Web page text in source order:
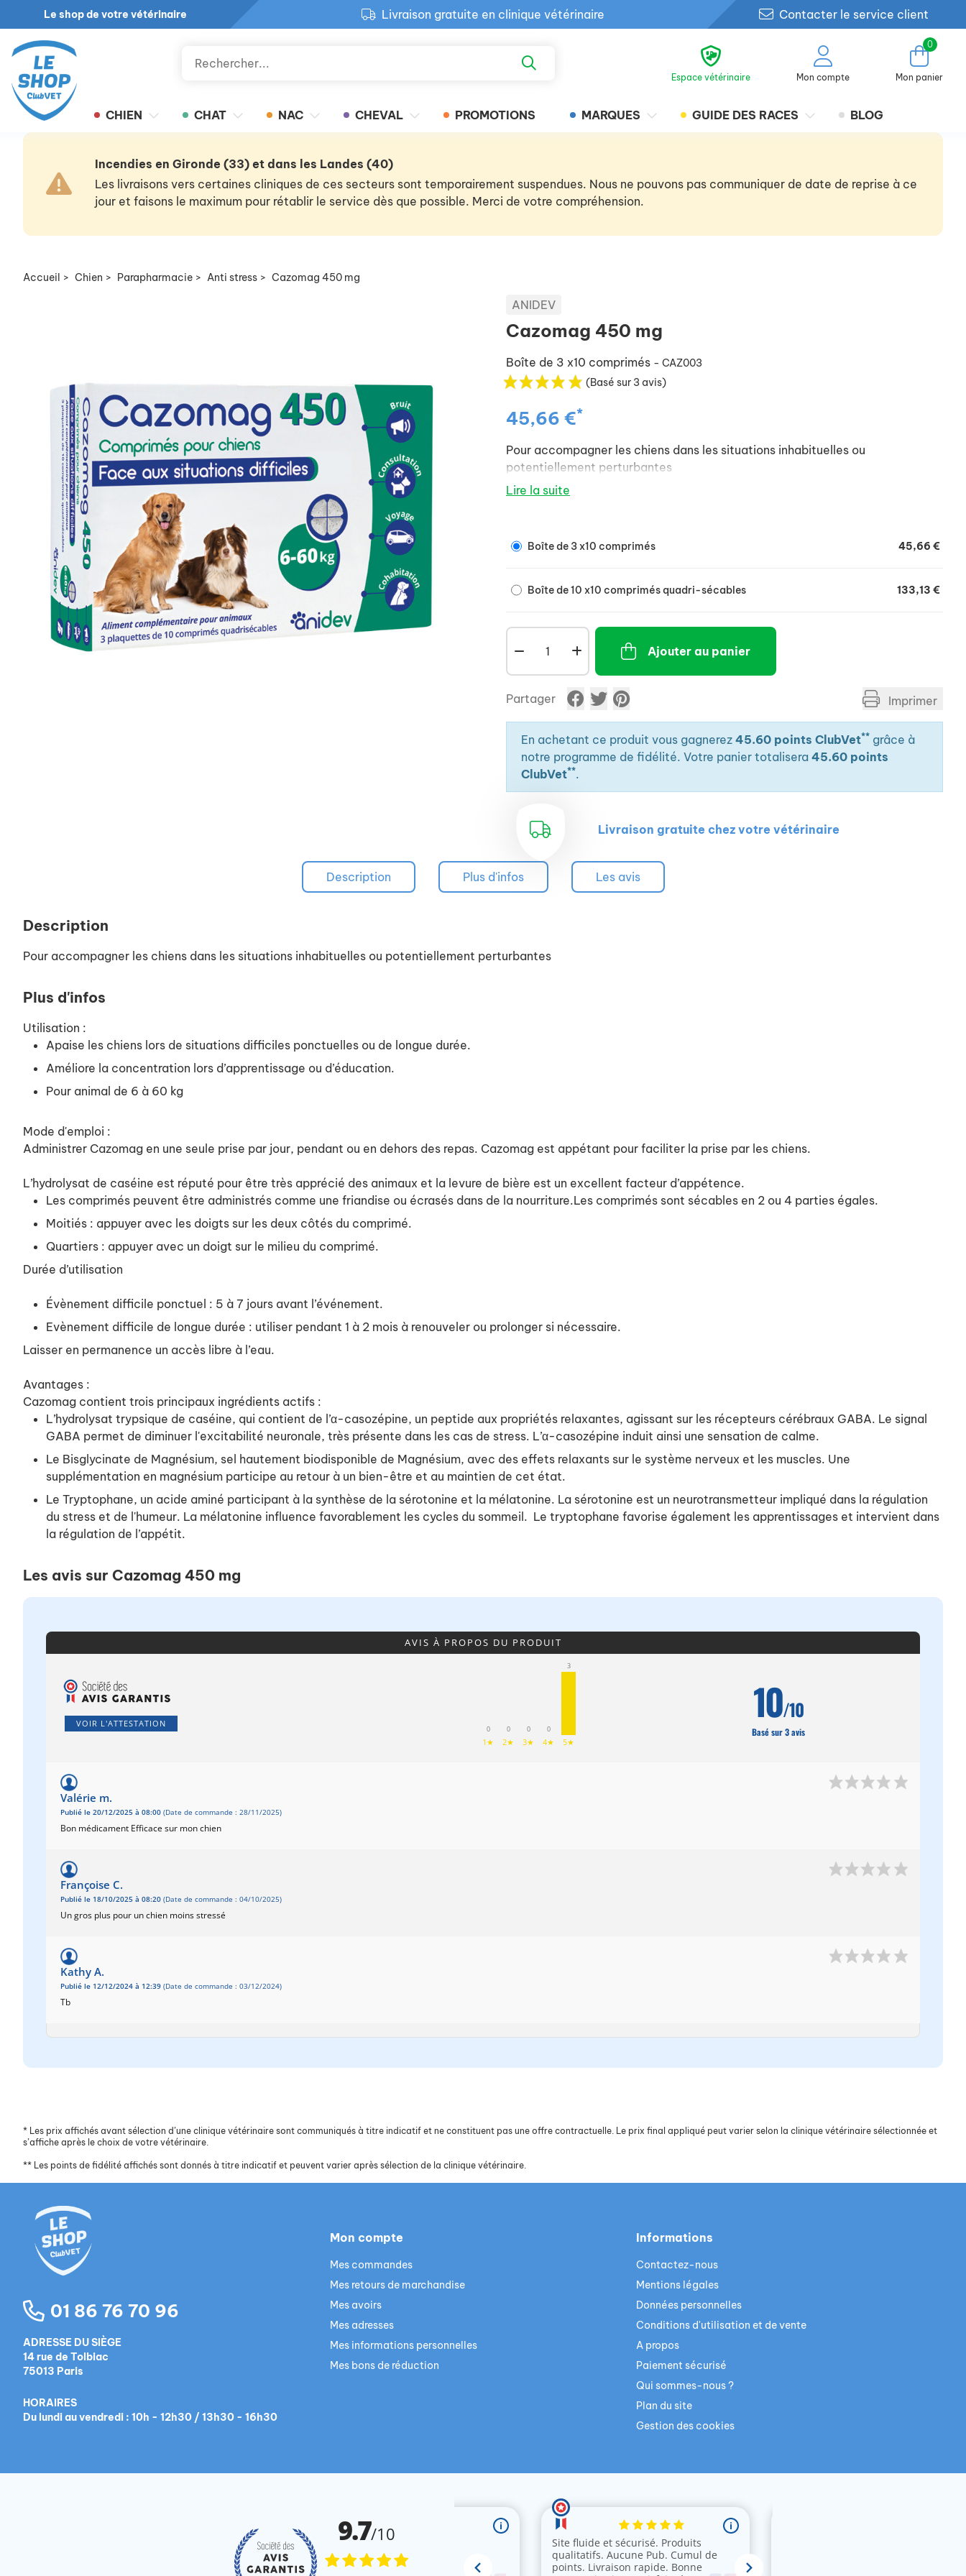
Le shop de votre vétérinaire
Livraison gratuite en clinique vétérinaire
Retour produit gratuit en clinique
Contacter le service client
Espace vétérinaire Mon compte
0
Mon panier
CHIEN CHAT NAC CHEVAL PROMOTIONS MARQUES GUIDE DES RACES BLOG
Incendies en Gironde (33) et dans les Landes (40)
Les livraisons vers certaines cliniques de ces secteurs sont temporairement suspendues. Nous ne pouvons pas communiquer de date de reprise à ce
jour et faisons le maximum pour rétablir le service dès que possible. Merci de votre compréhension.
Accueil > Chien > Parapharmacie > Anti stress > Cazomag 450 mg
ANIDEV
Cazomag 450 mg
Boîte de 3 x10 comprimés - CAZ003
(Basé sur 3 avis)
45,66 €*
Pour accompagner les chiens dans les situations inhabituelles ou
potentiellement perturbantes
Lire la suite
Boîte de 3 x10 comprimés 45,66 €
Boîte de 10 x10 comprimés quadri-sécables 133,13 €
Ajouter au panier
Partager Imprimer
En achetant ce produit vous gagnerez 45.60 points ClubVet** grâce à
notre programme de fidélité. Votre panier totalisera 45.60 points
ClubVet**.
Livraison gratuite chez votre vétérinaire
Description Plus d'infos Les avis
Description
Pour accompagner les chiens dans les situations inhabituelles ou potentiellement perturbantes
Plus d'infos
Utilisation :
Apaise les chiens lors de situations difficiles ponctuelles ou de longue durée.
Améliore la concentration lors d’apprentissage ou d’éducation.
Pour animal de 6 à 60 kg
Mode d'emploi :
Administrer Cazomag en une seule prise par jour, pendant ou en dehors des repas. Cazomag est appétant pour faciliter la prise par les chiens.
L’hydrolysat de caséine est réputé pour être très apprécié des animaux et la levure de bière est un excellent facteur d’appétence.
Les comprimés peuvent être administrés comme une friandise ou écrasés dans de la nourriture.Les comprimés sont sécables en 2 ou 4 parties égales.
Moitiés : appuyer avec les doigts sur les deux côtés du comprimé.
Quartiers : appuyer avec un doigt sur le milieu du comprimé.
Durée d’utilisation
Évènement difficile ponctuel : 5 à 7 jours avant l’événement.
Evènement difficile de longue durée : utiliser pendant 1 à 2 mois à renouveler ou prolonger si nécessaire.
Laisser en permanence un accès libre à l’eau.
Avantages :
Cazomag contient trois principaux ingrédients actifs :
L’hydrolysat trypsique de caséine, qui contient de l’α-casozépine, un peptide aux propriétés relaxantes, agissant sur les récepteurs cérébraux GABA. Le signal
GABA permet de diminuer l'excitabilité neuronale, très présente dans les cas de stress. L’α-casozépine induit ainsi une sensation de calme.
Le Bisglycinate de Magnésium, sel hautement biodisponible de Magnésium, avec des effets relaxants sur le système nerveux et les muscles. Une
supplémentation en magnésium participe au retour à un bien-être et au maintien de cet état.
Le Tryptophane, un acide aminé participant à la synthèse de la sérotonine et la mélatonine. La sérotonine est un neurotransmetteur impliqué dans la régulation
du stress et de l'humeur. La mélatonine influence favorablement les cycles du sommeil. Le tryptophane favorise également les apprentissages et intervient dans
la régulation de l’appétit.
Les avis sur Cazomag 450 mg
AVIS À PROPOS DU PRODUIT
VOIR L'ATTESTATION
0
1★
0
2★
0
3★
0
4★
3
5★
10/10
Basé sur 3 avis
Valérie m.
Publié le 20/12/2025 à 08:00 (Date de commande : 28/11/2025)
Bon médicament Efficace sur mon chien
Françoise C.
Publié le 18/10/2025 à 08:20 (Date de commande : 04/10/2025)
Un gros plus pour un chien moins stressé
Kathy A.
Publié le 12/12/2024 à 12:39 (Date de commande : 03/12/2024)
Tb
* Les prix affichés avant sélection d’une clinique vétérinaire sont communiqués à titre indicatif et ne constituent pas une offre contractuelle. Le prix final appliqué peut varier selon la clinique vétérinaire sélectionnée et
s’affiche après le choix de votre vétérinaire.
** Les points de fidélité affichés sont donnés à titre indicatif et peuvent varier après sélection de la clinique vétérinaire.
01 86 76 70 96
ADRESSE DU SIÈGE
14 rue de Tolbiac
75013 Paris
HORAIRES
Du lundi au vendredi : 10h - 12h30 / 13h30 - 16h30
Mon compte
Mes commandes
Mes retours de marchandise
Mes avoirs
Mes adresses
Mes informations personnelles
Mes bons de réduction
Informations
Contactez-nous
Mentions légales
Données personnelles
Conditions d'utilisation et de vente
A propos
Paiement sécurisé
Qui sommes-nous ?
Plan du site
Gestion des cookies